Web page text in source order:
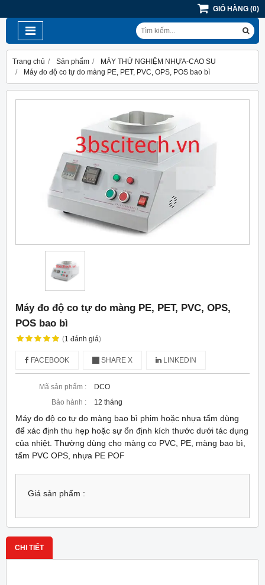
GIỎ HÀNG (0)
Trang chủ Sản phẩm
MÁY THỬ NGHIỆM NHỰA-CAO SU
Máy đo độ co tự do màng PE, PET, PVC, OPS, POS bao bì
Máy đo độ co tự do màng PE, PET, PVC, OPS,
POS bao bì
(1 đánh giá)
FACEBOOK SHARE X LINKEDIN
Mã sản phẩm :
DCO
Bảo hành :
12 tháng
Máy đo độ co tự do màng bao bì phim hoặc nhựa tấm dùng
để xác định thu hẹp hoặc sự ổn định kích thước dưới tác dụng
của nhiệt. Thường dùng cho màng co PVC, PE, màng bao bì,
tấm PVC OPS, nhựa PE POF
Giá sản phẩm :
CHI TIẾT